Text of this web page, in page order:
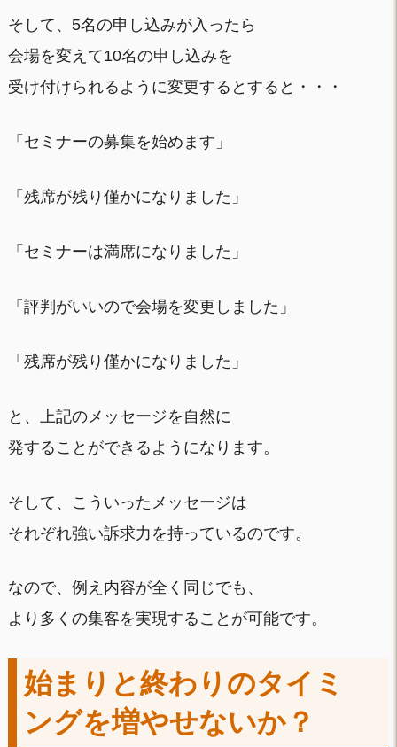
そして、5名の申し込みが入ったら
会場を変えて10名の申し込みを
受け付けられるように変更するとすると・・・
「セミナーの募集を始めます」
「残席が残り僅かになりました」
「セミナーは満席になりました」
「評判がいいので会場を変更しました」
「残席が残り僅かになりました」
と、上記のメッセージを自然に
発することができるようになります。
そして、こういったメッセージは
それぞれ強い訴求力を持っているのです。
なので、例え内容が全く同じでも、
より多くの集客を実現することが可能です。
始まりと終わりのタイミ
ングを増やせないか？